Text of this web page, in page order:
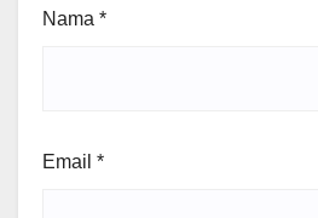
Nama *
Email *